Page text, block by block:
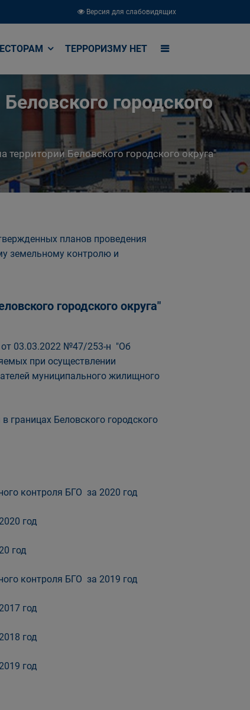
Версия для слабовидящих
ТЕРРОРИЗМУ НЕТ
городского
Беловского городского округа"
планов проведения
земельному контролю и
городского округа"
от 03.03.2022 №47/253-н "Об
при осуществлении
муниципального жилищного
границах Беловского городского
контроля БГО за 2020 год
год
год
контроля БГО за 2019 год
год
год
год